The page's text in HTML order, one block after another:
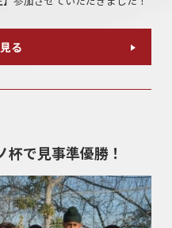
る
で見事準優勝！